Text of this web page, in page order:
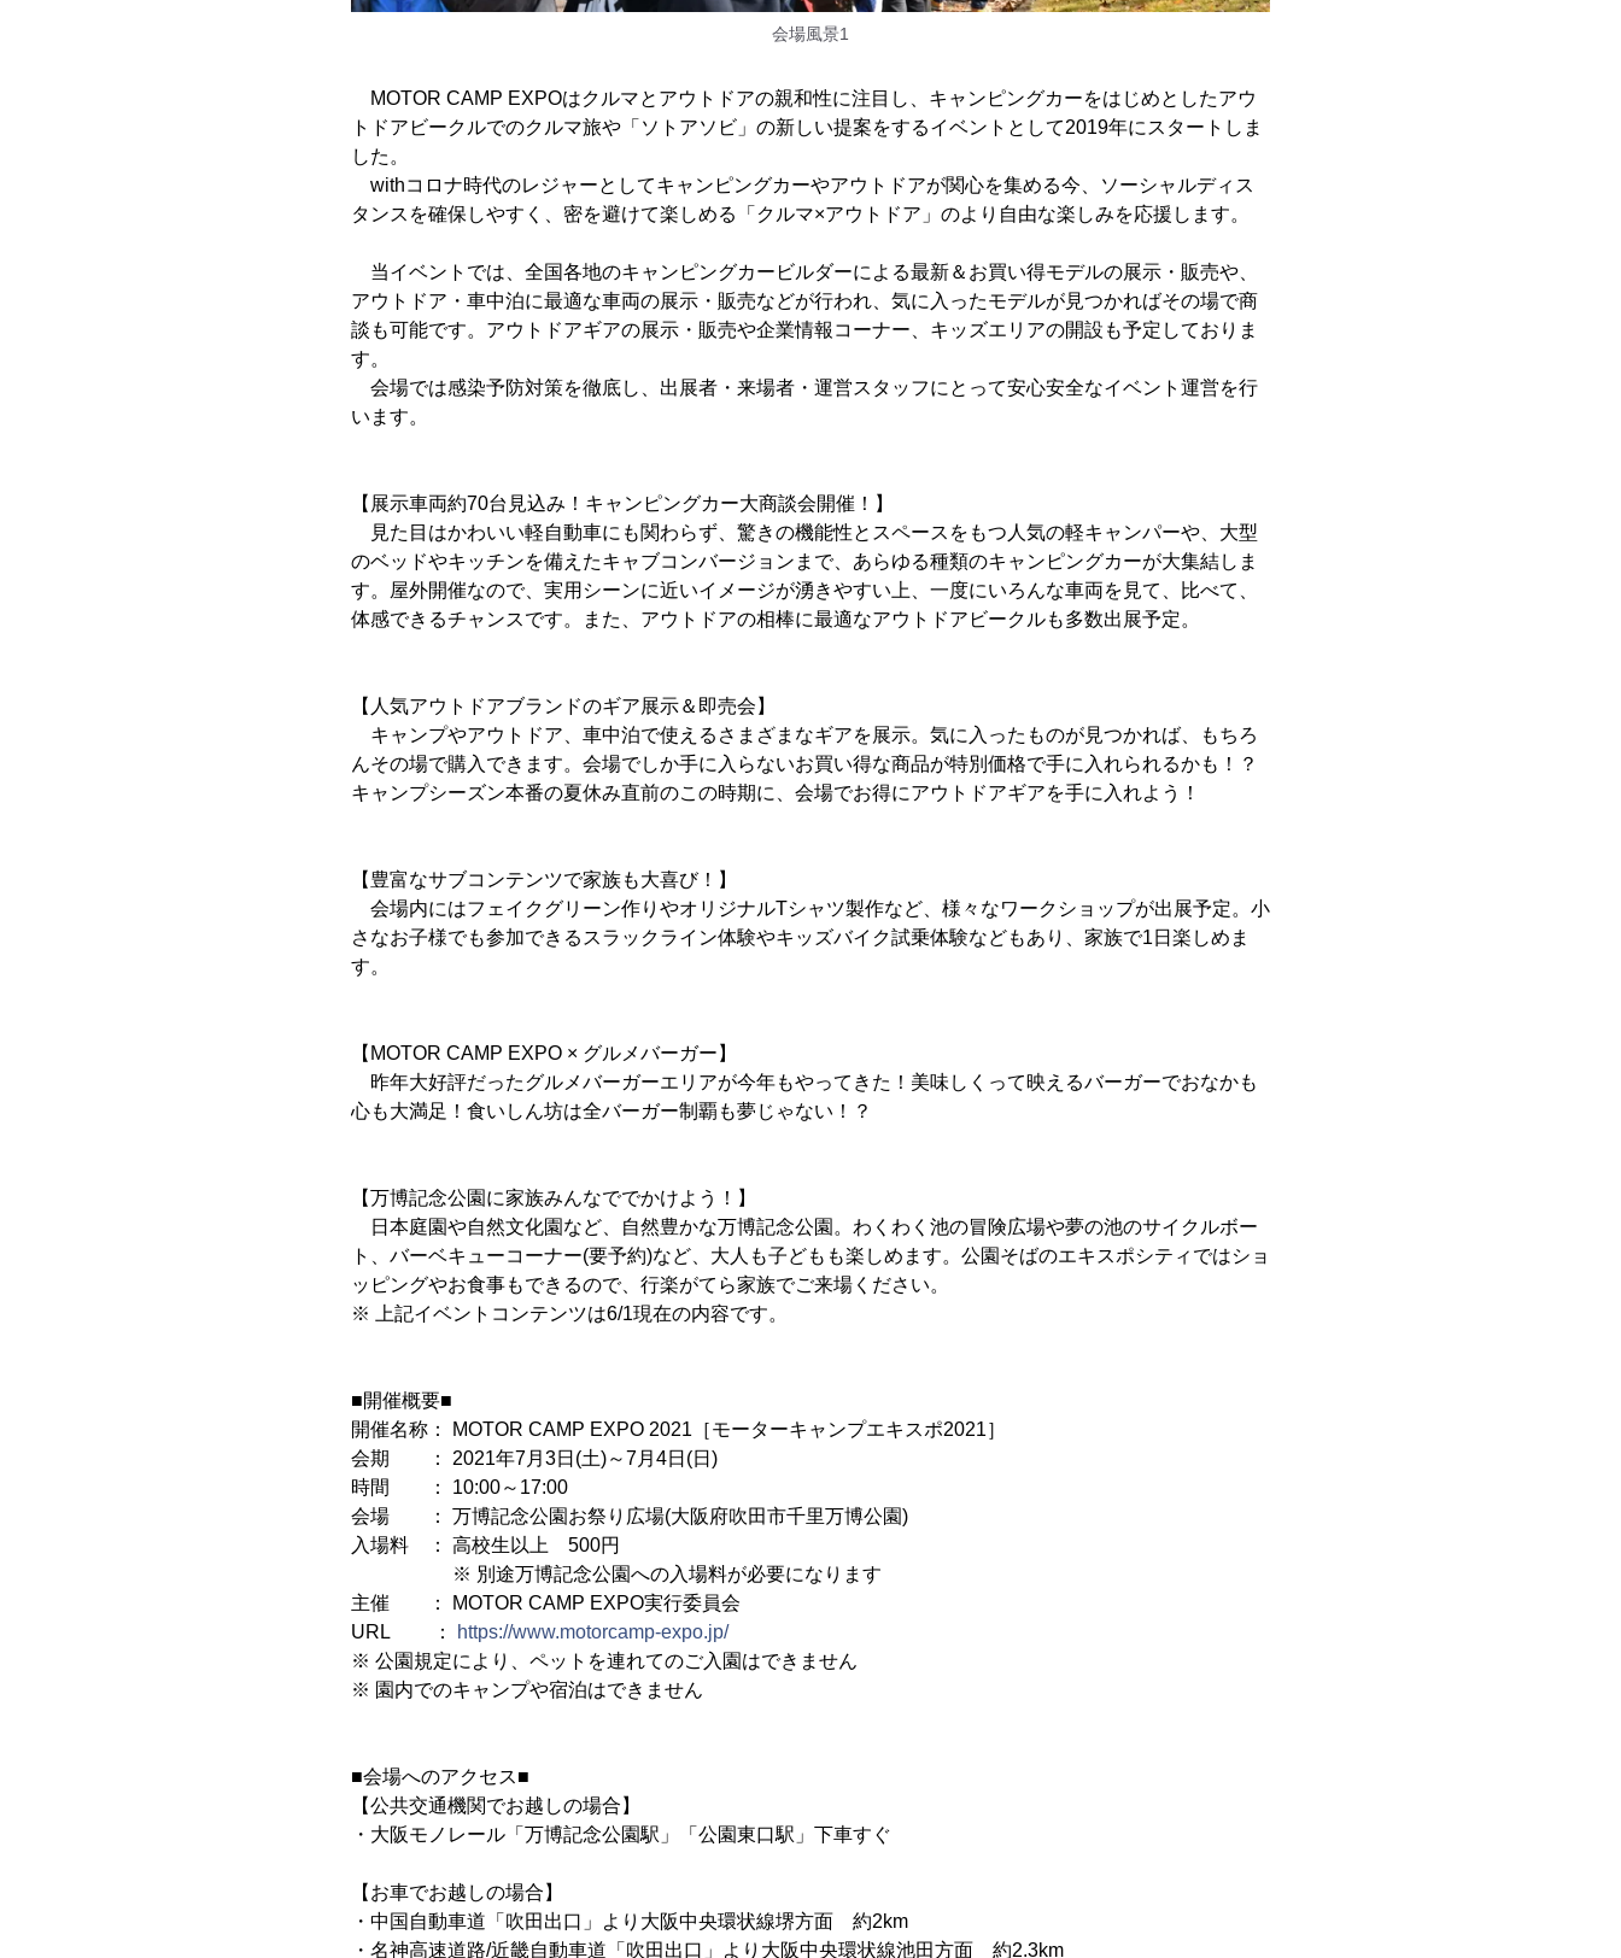
会場風景1
MOTOR CAMP EXPOはクルマとアウトドアの親和性に注目し、キャンピングカーをはじめとしたアウ
トドアビークルでのクルマ旅や「ソトアソビ」の新しい提案をするイベントとして2019年にスタートしま
した。
withコロナ時代のレジャーとしてキャンピングカーやアウトドアが関心を集める今、ソーシャルディス
タンスを確保しやすく、密を避けて楽しめる「クルマ×アウトドア」のより自由な楽しみを応援します。
当イベントでは、全国各地のキャンピングカービルダーによる最新＆お買い得モデルの展示・販売や、
アウトドア・車中泊に最適な車両の展示・販売などが行われ、気に入ったモデルが見つかればその場で商
談も可能です。アウトドアギアの展示・販売や企業情報コーナー、キッズエリアの開設も予定しておりま
す。
会場では感染予防対策を徹底し、出展者・来場者・運営スタッフにとって安心安全なイベント運営を行
います。
【展示車両約70台見込み！キャンピングカー大商談会開催！】
見た目はかわいい軽自動車にも関わらず、驚きの機能性とスペースをもつ人気の軽キャンパーや、大型
のベッドやキッチンを備えたキャブコンバージョンまで、あらゆる種類のキャンピングカーが大集結しま
す。屋外開催なので、実用シーンに近いイメージが湧きやすい上、一度にいろんな車両を見て、比べて、
体感できるチャンスです。また、アウトドアの相棒に最適なアウトドアビークルも多数出展予定。
【人気アウトドアブランドのギア展示＆即売会】
キャンプやアウトドア、車中泊で使えるさまざまなギアを展示。気に入ったものが見つかれば、もちろ
んその場で購入できます。会場でしか手に入らないお買い得な商品が特別価格で手に入れられるかも！？
キャンプシーズン本番の夏休み直前のこの時期に、会場でお得にアウトドアギアを手に入れよう！
【豊富なサブコンテンツで家族も大喜び！】
会場内にはフェイクグリーン作りやオリジナルTシャツ製作など、様々なワークショップが出展予定。小
さなお子様でも参加できるスラックライン体験やキッズバイク試乗体験などもあり、家族で1日楽しめま
す。
【MOTOR CAMP EXPO × グルメバーガー】
昨年大好評だったグルメバーガーエリアが今年もやってきた！美味しくって映えるバーガーでおなかも
心も大満足！食いしん坊は全バーガー制覇も夢じゃない！？
【万博記念公園に家族みんなででかけよう！】
日本庭園や自然文化園など、自然豊かな万博記念公園。わくわく池の冒険広場や夢の池のサイクルボー
ト、バーベキューコーナー(要予約)など、大人も子どもも楽しめます。公園そばのエキスポシティではショ
ッピングやお食事もできるので、行楽がてら家族でご来場ください。
※ 上記イベントコンテンツは6/1現在の内容です。
■開催概要■
開催名称： MOTOR CAMP EXPO 2021［モーターキャンプエキスポ2021］
会期 ： 2021年7月3日(土)～7月4日(日)
時間 ： 10:00～17:00
会場 ： 万博記念公園お祭り広場(大阪府吹田市千里万博公園)
入場料 ： 高校生以上 500円
※ 別途万博記念公園への入場料が必要になります
主催 ： MOTOR CAMP EXPO実行委員会
URL ：
https://www.motorcamp-expo.jp/
※ 公園規定により、ペットを連れてのご入園はできません
※ 園内でのキャンプや宿泊はできません
■会場へのアクセス■
【公共交通機関でお越しの場合】
・大阪モノレール「万博記念公園駅」「公園東口駅」下車すぐ
【お車でお越しの場合】
・中国自動車道「吹田出口」より大阪中央環状線堺方面 約2km
・名神高速道路/近畿自動車道「吹田出口」より大阪中央環状線池田方面 約2.3km